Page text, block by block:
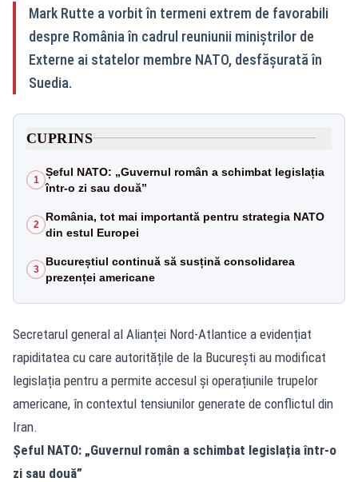
Mark Rutte a vorbit în termeni extrem de favorabili
despre România în cadrul reuniunii miniștrilor de
Externe ai statelor membre NATO, desfășurată în
Suedia.
CUPRINS
1
Șeful NATO: „Guvernul român a schimbat legislația
într-o zi sau două”
2
România, tot mai importantă pentru strategia NATO
din estul Europei
3
Bucureștiul continuă să susțină consolidarea
prezenței americane
Secretarul general al Alianței Nord-Atlantice a evidențiat
rapiditatea cu care autoritățile de la București au modificat
legislația pentru a permite accesul și operațiunile trupelor
americane, în contextul tensiunilor generate de conflictul din
Iran.
Șeful NATO: „Guvernul român a schimbat legislația într-o
zi sau două”